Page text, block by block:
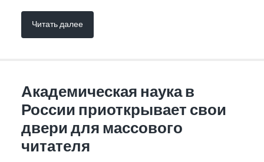
Читать далее
Академическая наука в
России приоткрывает свои
двери для массового
читателя